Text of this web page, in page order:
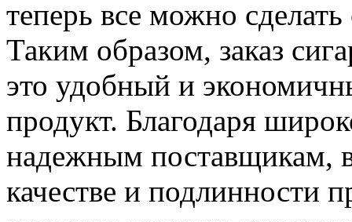
теперь все можно
Таким образом, заказ
это удобный и
продукт. Благодаря
надежным поставщикам,
качестве и подлинности